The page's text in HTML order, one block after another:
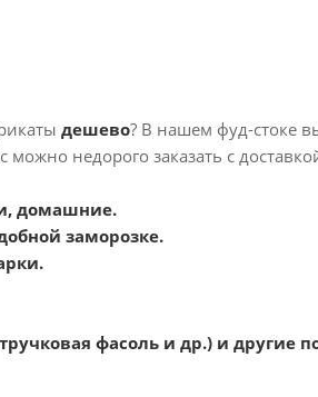
дешево? В нашем фуд-стоке
недорого заказать с
домашние.
заморозке.
фасоль и др.) и другие